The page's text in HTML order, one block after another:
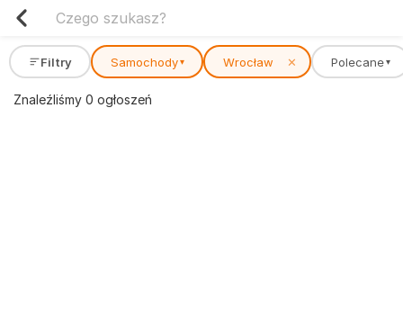
Filtry Samochody ▾ Wrocław ✕ Polecane ▾
Znaleźliśmy 0 ogłoszeń